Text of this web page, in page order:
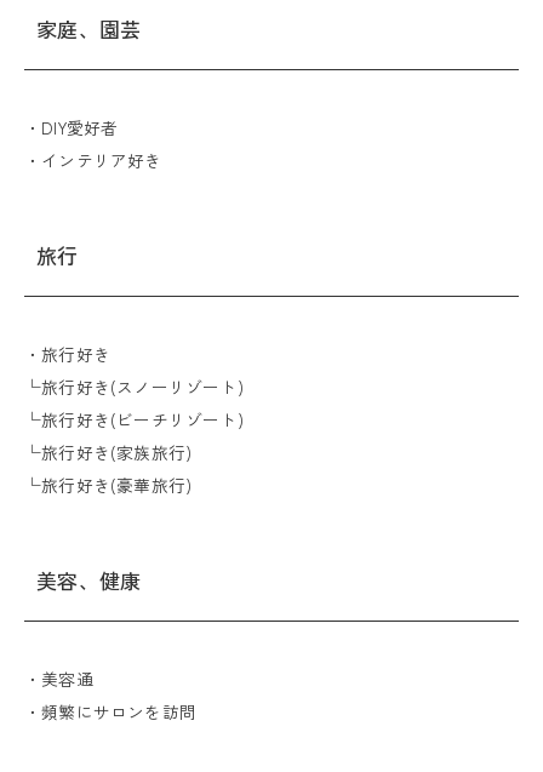
家庭、園芸
・DIY愛好者
・インテリア好き
旅行
・旅行好き
└旅行好き(スノーリゾート)
└旅行好き(ビーチリゾート)
└旅行好き(家族旅行)
└旅行好き(豪華旅行)
美容、健康
・美容通
・頻繁にサロンを訪問